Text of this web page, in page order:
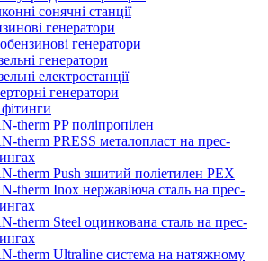
сонячні станції
генератори
генератори
генератори
електростанції
генератори
therm PP поліпропілен
therm PRESS металопласт на прес-
therm Push зшитий поліетилен PEX
therm Inox нержавіюча сталь на прес-
therm Steel оцинкована сталь на прес-
therm Ultraline система на натяжному